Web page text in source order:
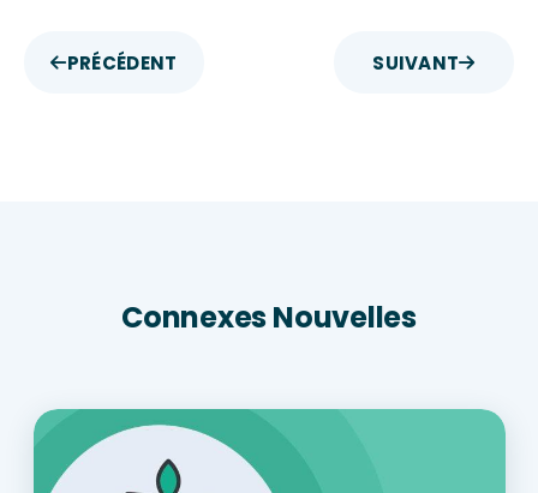
PRÉCÉDENT SUIVANT
Connexes Nouvelles